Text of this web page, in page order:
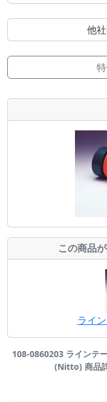
他
この商品
ライ
108-0860203 ラインテ
(Nitto) 商品